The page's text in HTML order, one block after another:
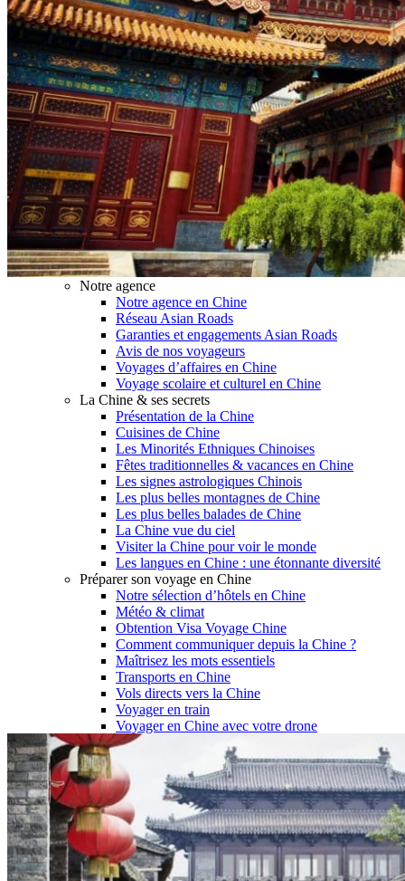
Circuits
Organisation
Circuits sur mesure
Nos Petits Groupes
Ambiance
Classique et incontournables
Culture & expériences
Nature et grands paysages
Famille et enfants
Trekking et aventure
Luxe et exception
Où et quand partir ?
Printemps
Eté
Automne
Hiver
Infos pratiques
Notre agence
Notre agence en Chine
Réseau Asian Roads
Garanties et engagements Asian Roads
Avis de nos voyageurs
Voyages d’affaires en Chine
Voyage scolaire et culturel en Chine
La Chine & ses secrets
Présentation de la Chine
Cuisines de Chine
Les Minorités Ethniques Chinoises
Fêtes traditionnelles & vacances en Chine
Les signes astrologiques Chinois
Les plus belles montagnes de Chine
Les plus belles balades de Chine
La Chine vue du ciel
Visiter la Chine pour voir le monde
Les langues en Chine : une étonnante diversité
Préparer son voyage en Chine
Notre sélection d’hôtels en Chine
Météo & climat
Obtention Visa Voyage Chine
Comment communiquer depuis la Chine ?
Maîtrisez les mots essentiels
Transports en Chine
Vols directs vers la Chine
Voyager en train
Voyager en Chine avec votre drone
Vaccins pour votre voyage en Chine
Mal des montagnes
Demande d’info
09 83 07 44 60